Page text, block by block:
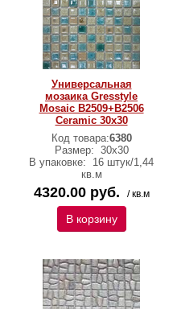
Универсальная
мозаика Gresstyle
Mosaic B2509+B2506
Ceramic 30х30
Код товара:6380
Размер: 30х30
В упаковке:
16 штук/1,44
кв.м
4320.00 руб. / кв.м
В корзину